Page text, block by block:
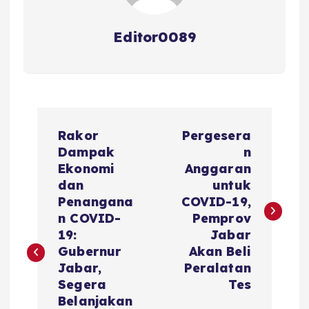
Editor0089
g
Rakor
Dampak
Ekonomi
dan
Penangana
n COVID-
19:
Gubernur
Jabar,
Segera
Belanjakan
Pergesera
n
Anggaran
untuk
COVID-19,
Pemprov
Jabar
Akan Beli
Peralatan
Tes